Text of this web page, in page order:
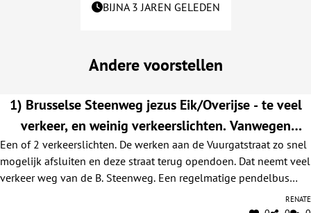
BIJNA 3 JAREN GELEDEN
Andere voorstellen
1) Brusselse Steenweg jezus Eik/Overijse - te veel
verkeer, en weinig verkeerslichten. Vanwegen
straatwerken is er nog meer verkeer an de Br.
steenweg en het invoegen van zijstraten is onveilig
en heel traag.
Een of 2 verkeerslichten. De werken aan de Vuurgatstraat zo snel
mogelijk afsluiten en deze straat terug opendoen. Dat neemt veel
verkeer weg van de B. Steenweg. Een regelmatige pendelbus
Renate